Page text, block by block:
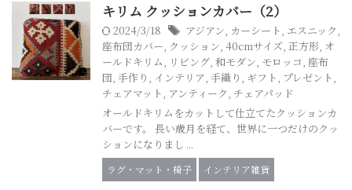
キリム クッションカバー（2）
2024/3/18 アジアン, カーシート, エスニック,
座布団カバー, クッション, 40cmサイズ, 正方形, オ
ールドキリム, リビング, 和モダン, モロッコ, 座布
団, 手作り , インテリア, 手織り , ギフト, プレゼント,
チェアマット, アンティーク, チェアパッド
オールドキリムをカットして仕立てたクッションカ
バーです。 長い歳月を経て、世界に一つだけのクッ
ションになりまし ...
ラグ・マット・椅子 インテリア雑貨